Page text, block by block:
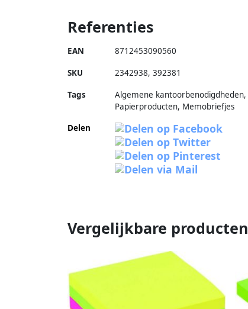
Referenties
EAN 8712453090560
SKU 2342938, 392381
Tags
Algemene kantoorbenodigdheden,
Papierproducten, Memobriefjes
Delen
Vergelijkbare producten